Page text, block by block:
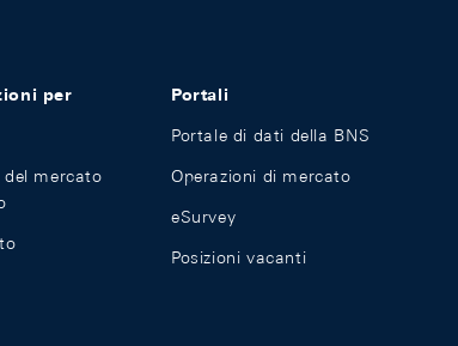
per
del mercato
Portali
Portale di dati della BNS
Operazioni di mercato
eSurvey
Posizioni vacanti